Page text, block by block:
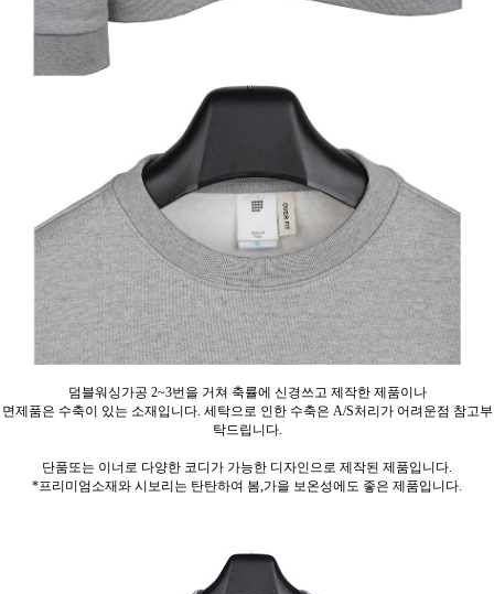
덤블워싱가공 2~3번을 거쳐 축률에 신경쓰고 제작한 제품이나
면제품은 수축이 있는 소재입니다. 세탁으로 인한 수축은 A/S처리가 어려운점 참고부
탁드립니다.
단품또는 이너로 다양한 코디가 가능한 디자인으로 제작된 제품입니다.
*프리미엄소재와 시보리는 탄탄하여 봄,가을 보온성에도 좋은 제품입니다.